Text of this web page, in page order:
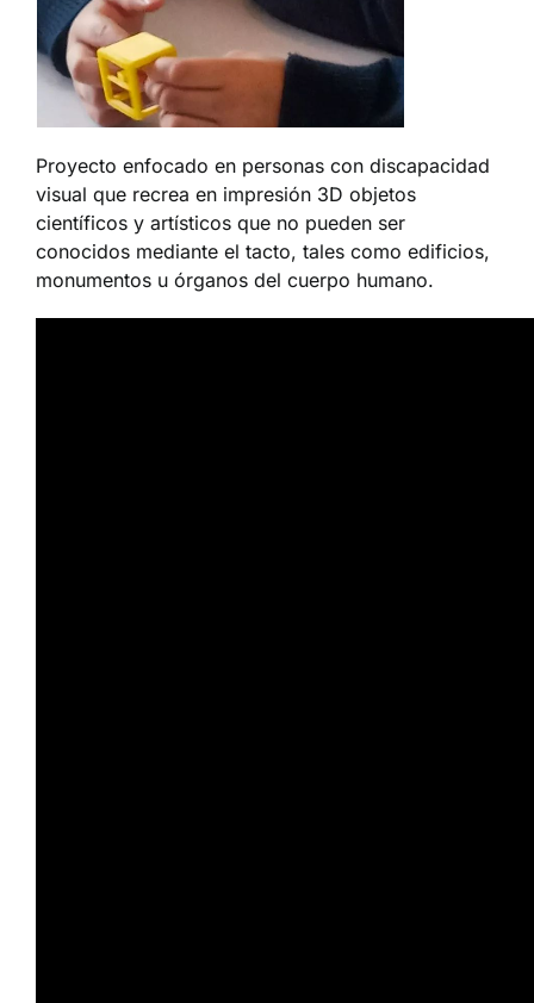
Proyecto enfocado en personas con discapacidad
visual que recrea en impresión 3D objetos
científicos y artísticos que no pueden ser
conocidos mediante el tacto, tales como edificios,
monumentos u órganos del cuerpo humano.